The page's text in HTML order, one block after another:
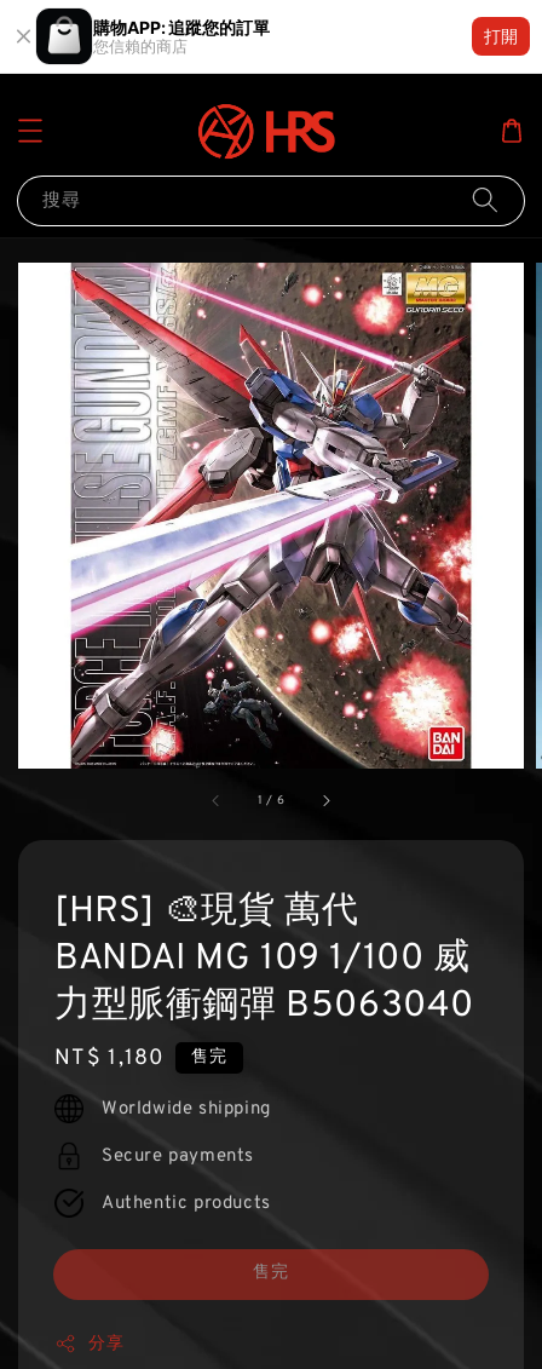
購物APP: 追蹤您的訂單
您信賴的商店
打開
搜尋
1 / 6
[HRS] 🎨現貨 萬代
BANDAI MG 109 1/100 威
力型脈衝鋼彈 B5063040
Regular
price
NT$ 1,180 售完
Worldwide shipping
Secure payments
Authentic products
售完
分享